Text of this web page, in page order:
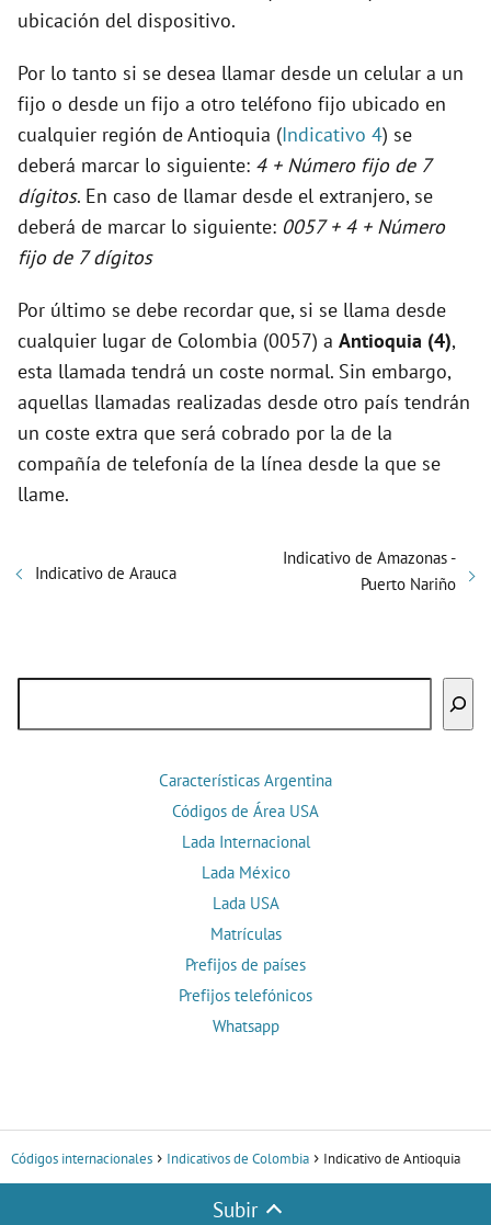
ubicación del dispositivo.
Por lo tanto si se desea llamar desde un celular a un
fijo o desde un fijo a otro teléfono fijo ubicado en
cualquier región de Antioquia (Indicativo 4) se
deberá marcar lo siguiente: 4 + Número fijo de 7
dígitos. En caso de llamar desde el extranjero, se
deberá de marcar lo siguiente: 0057 + 4 + Número
fijo de 7 dígitos
Por último se debe recordar que, si se llama desde
cualquier lugar de Colombia (0057) a Antioquia (4),
esta llamada tendrá un coste normal. Sin embargo,
aquellas llamadas realizadas desde otro país tendrán
un coste extra que será cobrado por la de la
compañía de telefonía de la línea desde la que se
llame.
Indicativo de Arauca
Indicativo de Amazonas -
Puerto Nariño
Características Argentina
Códigos de Área USA
Lada Internacional
Lada México
Lada USA
Matrículas
Prefijos de países
Prefijos telefónicos
Whatsapp
Códigos internacionales Indicativos de Colombia Indicativo de Antioquia
Subir